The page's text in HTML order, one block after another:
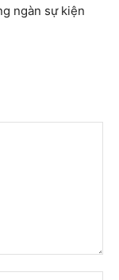
ngàn sự kiện